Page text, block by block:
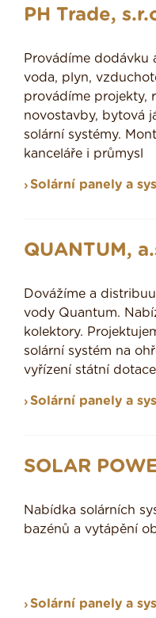
PH Trade,
Provádíme dodávku
voda, plyn,
provádíme projekty,
novostavby, bytová
solární systémy.
kanceláře i průmysl
Solární panely a
QUANTUM,
Dovážíme a
vody Quantum.
kolektory.
solární systém na
vyřízení státní dotace
Solární panely a
SOLAR
Nabídka solárních
bazénů a vytápění
Solární panely a